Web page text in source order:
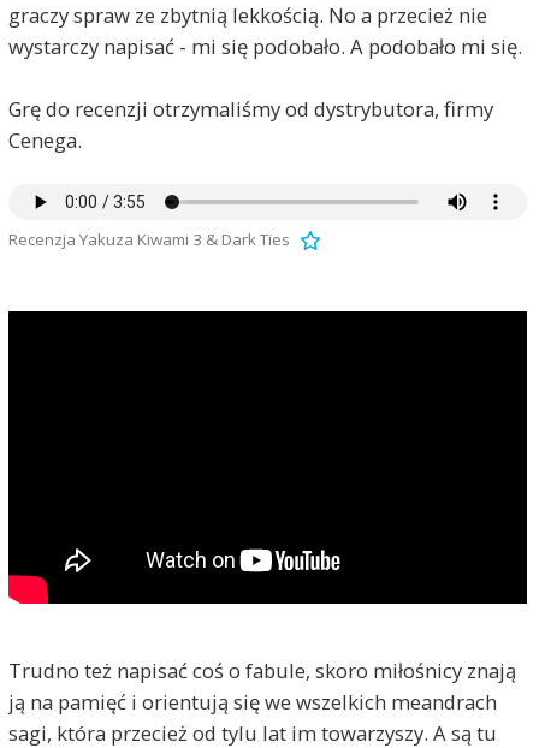
graczy spraw ze zbytnią lekkością. No a przecież nie
wystarczy napisać - mi się podobało. A podobało mi się.
Grę do recenzji otrzymaliśmy od dystrybutora, firmy
Cenega.
Recenzja Yakuza Kiwami 3 & Dark Ties
Trudno też napisać coś o fabule, skoro miłośnicy znają
ją na pamięć i orientują się we wszelkich meandrach
sagi, która przecież od tylu lat im towarzyszy. A są tu